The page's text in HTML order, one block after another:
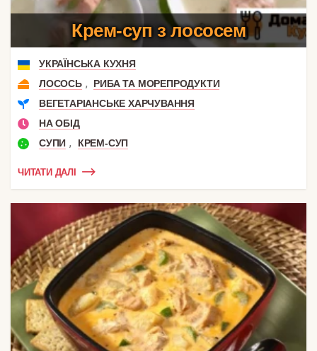
Крем-суп з лососем
УКРАЇНСЬКА КУХНЯ
ЛОСОСЬ ,
РИБА ТА МОРЕПРОДУКТИ
ВЕГЕТАРІАНСЬКЕ ХАРЧУВАННЯ
НА ОБІД
СУПИ , КРЕМ-СУП
ЧИТАТИ ДАЛІ